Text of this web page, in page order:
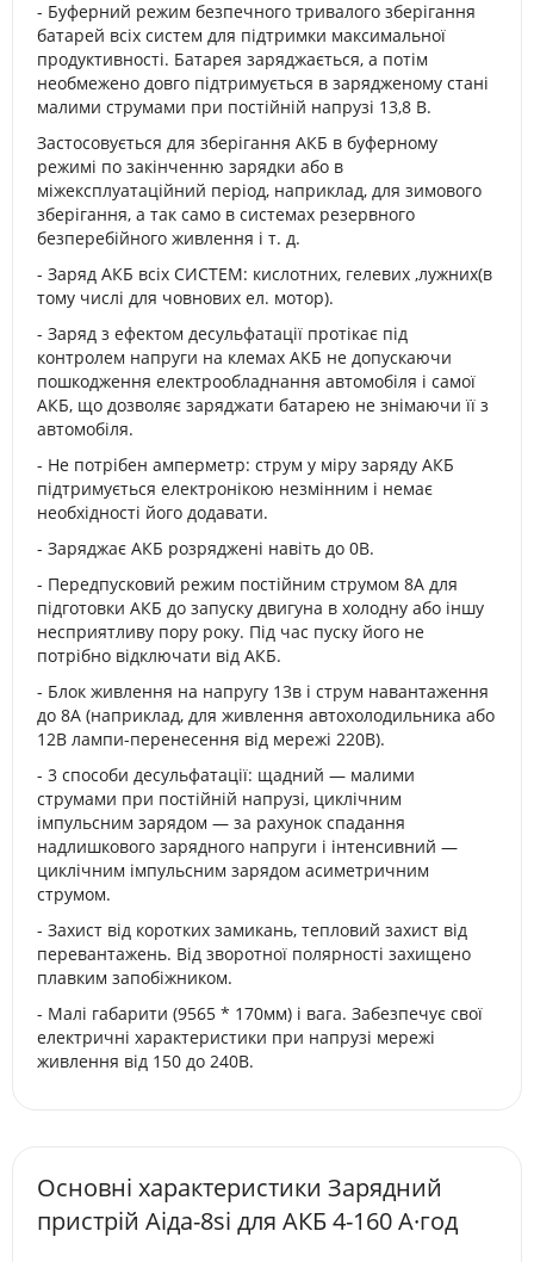
- Буферний режим безпечного тривалого зберігання
батарей всіх систем для підтримки максимальної
продуктивності. Батарея заряджається, а потім
необмежено довго підтримується в зарядженому стані
малими струмами при постійній напрузі 13,8 В.
Застосовується для зберігання АКБ в буферному
режимі по закінченню зарядки або в
міжексплуатаційний період, наприклад, для зимового
зберігання, а так само в системах резервного
безперебійного живлення і т. д.
- Заряд АКБ всіх СИСТЕМ: кислотних, гелевих ,лужних(в
тому числі для човнових ел. мотор).
- Заряд з ефектом десульфатації протікає під
контролем напруги на клемах АКБ не допускаючи
пошкодження електрообладнання автомобіля і самої
АКБ, що дозволяє заряджати батарею не знімаючи її з
автомобіля.
- Не потрібен амперметр: струм у міру заряду АКБ
підтримується електронікою незмінним і немає
необхідності його додавати.
- Заряджає АКБ розряджені навіть до 0В.
- Передпусковий режим постійним струмом 8А для
підготовки АКБ до запуску двигуна в холодну або іншу
несприятливу пору року. Під час пуску його не
потрібно відключати від АКБ.
- Блок живлення на напругу 13в і струм навантаження
до 8А (наприклад, для живлення автохолодильника або
12В лампи-перенесення від мережі 220В).
- 3 способи десульфатації: щадний — малими
струмами при постійній напрузі, циклічним
імпульсним зарядом — за рахунок спадання
надлишкового зарядного напруги і інтенсивний —
циклічним імпульсним зарядом асиметричним
струмом.
- Захист від коротких замикань, тепловий захист від
перевантажень. Від зворотної полярності захищено
плавким запобіжником.
- Малі габарити (9565 * 170мм) і вага. Забезпечує свої
електричні характеристики при напрузі мережі
живлення від 150 до 240В.
Основні характеристики Зарядний
пристрій Аіда-8si для АКБ 4-160 А·год